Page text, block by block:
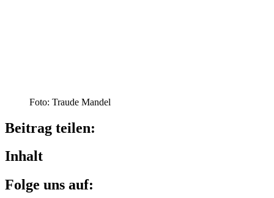
Foto: Traude Mandel
Beitrag teilen:
Inhalt
Folge uns auf: